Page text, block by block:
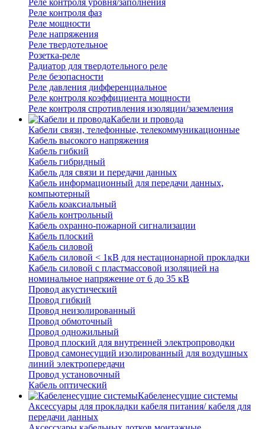
Реле контроля фаз
Реле мощности
Реле напряжения
Реле твердотельное
Розетка-реле
Радиатор для твердотельного реле
Реле безопасности
Реле давления дифференциальное
Реле контроля коэффициента мощности
Реле контроля спротивления изоляции/заземления
Кабели и провода
Кабели связи, телефонные, телекоммуникационные
Кабель высокого напряжения
Кабель гибкий
Кабель гибридный
Кабель для связи и передачи данных
Кабель информационный для передачи данных,
компьютерный
Кабель коаксиальный
Кабель контрольный
Кабель охранно-пожарной сигнализации
Кабель плоский
Кабель силовой
Кабель силовой < 1кВ для нестационарной прокладки
Кабель силовой с пластмассовой изоляцией на
номинальное напряжение от 6 до 35 кВ
Провод акустический
Провод гибкий
Провод неизолированный
Провод обмоточный
Провод одножильный
Провод плоский для внутренней электропроводки
Провод самонесущий изолированный для воздушных
линий электропередачи
Провод установочный
Кабель оптический
Кабеленесущие системы
Аксессуары для прокладки кабеля питания/ кабеля для
передачи данных